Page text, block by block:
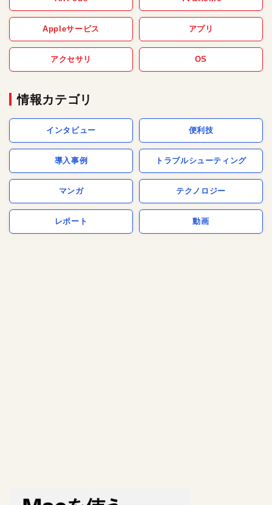
Appleサービス アプリ
アクセサリ OS
情報カテゴリ
インタビュー 便利技
導入事例 トラブルシューティング
マンガ テクノロジー
レポート 動画